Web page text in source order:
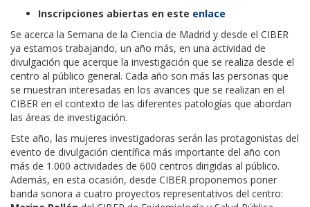
Inscripciones abiertas en este enlace
Se acerca la Semana de la Ciencia de Madrid y desde el CIBER
ya estamos trabajando, un año más, en una actividad de
divulgación que acerque la investigación que se realiza desde el
centro al público general. Cada año son más las personas que
se muestran interesadas en los avances que se realizan en el
CIBER en el contexto de las diferentes patologías que abordan
las áreas de investigación.
Este año, las mujeres investigadoras serán las protagonistas del
evento de divulgación científica más importante del año con
más de 1.000 actividades de 600 centros dirigidas al público.
Además, en esta ocasión, desde CIBER proponemos poner
banda sonora a cuatro proyectos representativos del centro: